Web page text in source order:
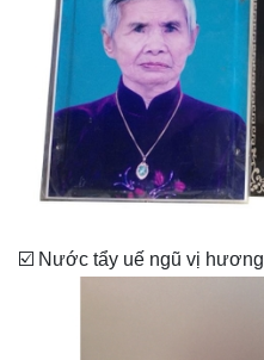
☑️ Nước tẩy uế ngũ vị hương